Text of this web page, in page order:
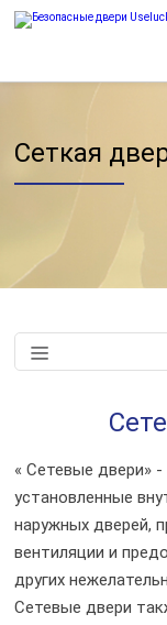
Сеткая
« Сетевые двери»
установленные
наружных дверей,
вентиляции и
других
Сетевые двери